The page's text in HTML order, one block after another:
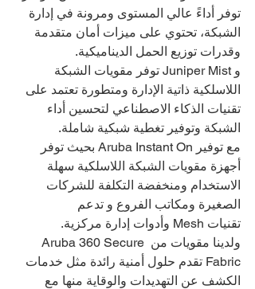
توفر أداءً عالي المستوى ومرونة في إدارة
الشبكة، تحتوي على ميزات أمان متقدمة
وقدرات توزيع الحمل الديناميكية.
و Juniper Mist توفر مقويات الشبكة
اللاسلكية ذاتية الإدارة ومتطورة تعتمد على
تقنيات الذكاء الاصطناعي لتحسين أداء
الشبكة وتوفير تغطية شبكية شاملة.
مع توفير Aruba Instant On بحيث توفر
أجهزة مقويات الشبكة اللاسلكية سهلة
الاستخدام ومنخفضة التكلفة للشركات
الصغيرة ومكاتب الفروع و تدعم
تقنيات Mesh وأدوات إدارة مركزية.
ولدينا مقويات من Aruba 360 Secure
Fabric تقدم حلول أمنية رائدة مثل خدمات
الكشف عن التهديدات والوقاية منها مع